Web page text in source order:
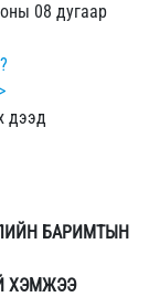
08 дугаар
дээд
БАРИМТЫН
ХЭМЖЭЭ